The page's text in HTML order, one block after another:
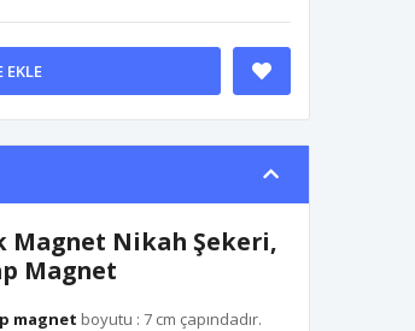
EKLE
Magnet Nikah Şekeri,
Magnet
magnet boyutu : 7 cm çapındadır.